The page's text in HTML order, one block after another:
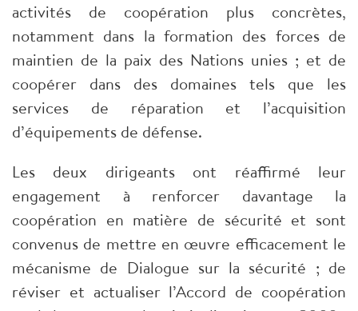
activités de coopération plus concrètes,
notamment dans la formation des forces de
maintien de la paix des Nations unies ; et de
coopérer dans des domaines tels que les
services de réparation et l’acquisition
d’équipements de défense.
Les deux dirigeants ont réaffirmé leur
engagement à renforcer davantage la
coopération en matière de sécurité et sont
convenus de mettre en œuvre efficacement le
mécanisme de Dialogue sur la sécurité ; de
réviser et actualiser l’Accord de coopération